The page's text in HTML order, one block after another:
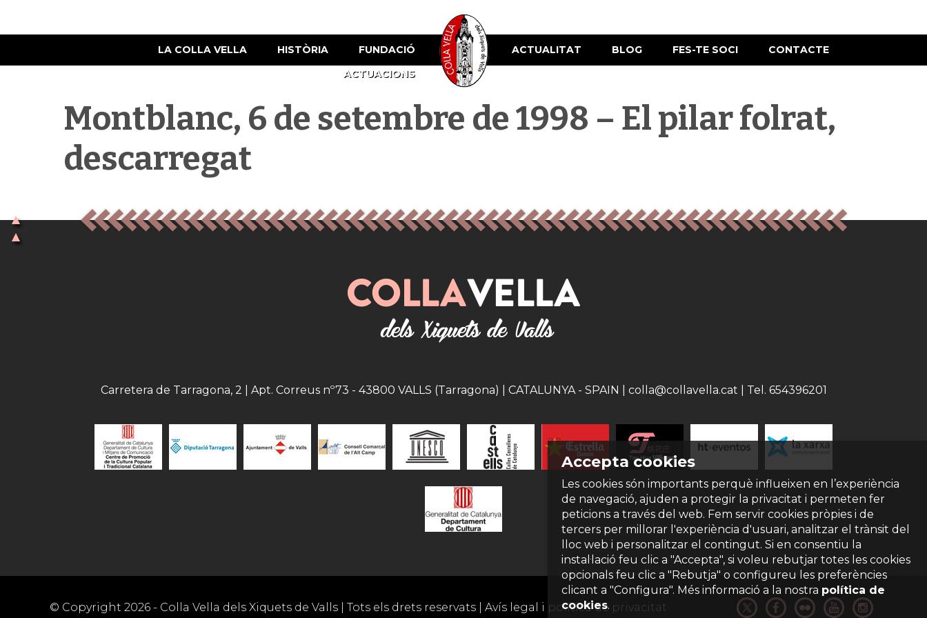
LA COLLA VELLA HISTÒRIA
FUNDACIÓ
ACTUACIONS
ACTUALITAT BLOG FES-TE SOCI CONTACTE
Montblanc, 6 de setembre de 1998 – El pilar folrat,
descarregat
Accepta cookies
Les cookies són importants perquè influeixen en l’experiència
de navegació, ajuden a protegir la privacitat i permeten fer
peticions a través del web. Fem servir cookies pròpies i de
tercers per millorar l'experiència d'usuari, analitzar el trànsit del
lloc web i personalitzar el contingut. Si en consentiu la
instal·lació feu clic a "Accepta", si voleu rebutjar totes les cookies
opcionals feu clic a "Rebutja" o configureu les preferències
clicant a "Configura". Més informació a la nostra política de
cookies.
Carretera de Tarragona, 2 | Apt. Correus nº73 - 43800 VALLS (Tarragona) | CATALUNYA - SPAIN | colla@collavella.cat | Tel. 654396201
© Copyright 2026 - Colla Vella dels Xiquets de Valls | Tots els drets reservats | Avís legal i política de privacitat